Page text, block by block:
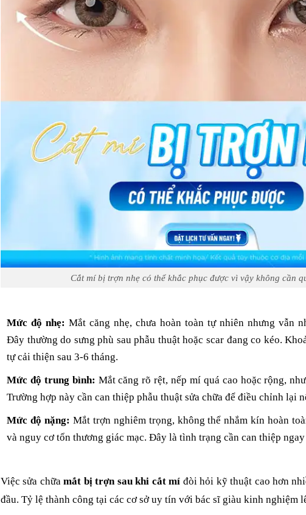
Cắt mí bị trợn nhẹ có thể khắc phục được vì vậy không cần
Mức độ nhẹ: Mắt căng nhẹ, chưa hoàn toàn tự nhiên nhưng vẫn
Đây thường do sưng phù sau phẫu thuật hoặc scar đang co kéo.
tự cải thiện sau 3-6 tháng.
Mức độ trung bình: Mắt căng rõ rệt, nếp mí quá cao hoặc rộng,
Trường hợp này cần can thiệp phẫu thuật sửa chữa để điều chỉnh lại
Mức độ nặng: Mắt trợn nghiêm trọng, không thể nhắm kín hoàn
và nguy cơ tổn thương giác mạc. Đây là tình trạng cần can thiệp
Việc sửa chữamắt bị trợn sau khi cắt mí đòi hỏi kỹ thuật cao hơn
đầu. Tỷ lệ thành công tại các cơ sở uy tín với bác sĩ giàu kinh nghiệm